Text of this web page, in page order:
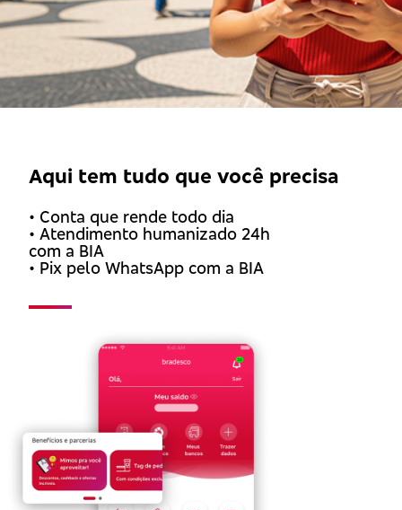
Aqui tem tudo que você precisa
• Conta que rende todo dia
• Atendimento humanizado 24h
com a BIA
• Pix pelo WhatsApp com a BIA